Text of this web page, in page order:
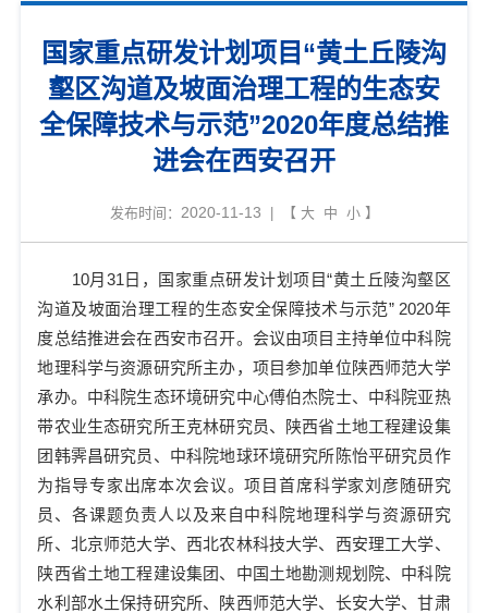
国家重点研发计划项目“黄土丘陵沟
壑区沟道及坡面治理工程的生态安
全保障技术与示范”2020年度总结推
进会在西安召开
发布时间： 2020-11-13 | 【 大 中 小】
10月 31 日，国家重点研发计划项目“黄土丘陵沟壑区
沟道及坡面治理工程的生态安全保障技术与示范” 2020年
度总结推进会在西安市召开。会议由项目主持单位中科院
地理科学与资源研究所主办，项目参加单位陕西师范大学
承办。中科院生态环境研究中心傅伯杰院士、中科院亚热
带农业生态研究所王克林研究员、陕西省土地工程建设集
团韩霁昌研究员、中科院地球环境研究所陈怡平研究员作
为指导专家出席本次会议。项目首席科学家刘彦随研究
员、各课题负责人以及来自中科院地理科学与资源研究
所、北京师范大学、西北农林科技大学、西安理工大学、
陕西省土地工程建设集团、中国土地勘测规划院、中科院
水利部水土保持研究所、陕西师范大学、长安大学、甘肃